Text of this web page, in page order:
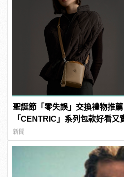
聖誕節「零失誤」交換禮物推
「CENTRIC」系列包款好看又
新聞